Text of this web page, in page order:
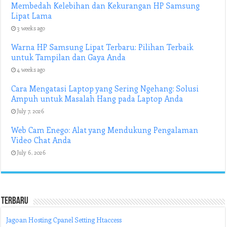
Membedah Kelebihan dan Kekurangan HP Samsung
Lipat Lama
3 weeks ago
Warna HP Samsung Lipat Terbaru: Pilihan Terbaik
untuk Tampilan dan Gaya Anda
4 weeks ago
Cara Mengatasi Laptop yang Sering Ngehang: Solusi
Ampuh untuk Masalah Hang pada Laptop Anda
July 7, 2026
Web Cam Enego: Alat yang Mendukung Pengalaman
Video Chat Anda
July 6, 2026
Terbaru
Jagoan Hosting Cpanel Setting Htaccess